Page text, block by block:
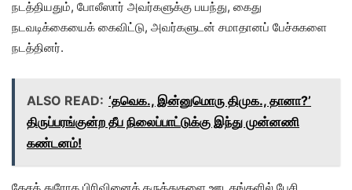
நடத்தியதும், போலீஸார் அவர்களுக்கு பயந்து, கைது
நடவடிக்கையைக் கைவிட்டு, அவர்களுடன் சமாதானப் பேச்சுகளை
நடத்தினர்.
ALSO READ: ‘தவெக., இன்னுமொரு திமுக., தானா?’
திருப்பரங்குன்ற தீப நிலைப்பாட்டுக்கு இந்து முன்னணி
கண்டனம்!